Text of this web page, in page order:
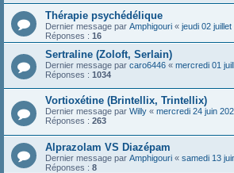
Thérapie psychédélique
Dernier message par Amphigouri « jeudi 02 juillet
Réponses : 16
Sertraline (Zoloft, Serlain)
Dernier message par caro6446 « mercredi 01
Réponses : 1034
Vortioxétine (Brintellix, Trintellix)
Dernier message par Willy « mercredi 24 juin
Réponses : 263
Alprazolam VS Diazépam
Dernier message par Amphigouri « samedi 13
Réponses : 8